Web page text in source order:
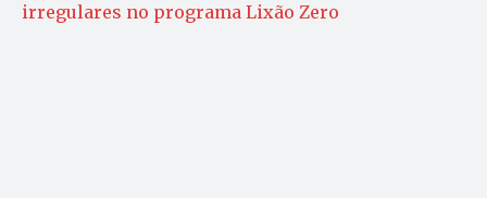
irregulares no programa Lixão Zero